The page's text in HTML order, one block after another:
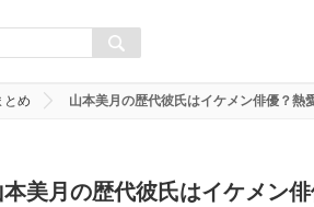
とめ 山本美月の歴代彼氏はイケメン俳優？熱
本美月の歴代彼氏はイケメン